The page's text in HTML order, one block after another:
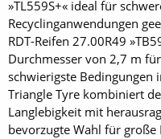
»TL559S+« ideal für
Recyclinganwendungen
RDT-Reifen 27.00R49
Durchmesser von 2,7 m
schwierigste Bedingungen
Triangle Tyre kombiniert
Langlebigkeit mit
bevorzugte Wahl für